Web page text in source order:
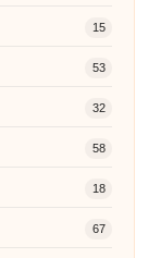
15
53
32
58
18
67